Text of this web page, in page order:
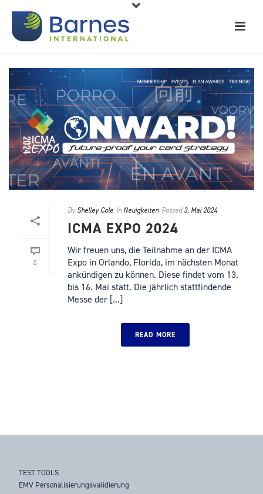
0
By Shelley Cole In Neuigkeiten Posted 3. Mai 2024
ICMA EXPO 2024
Wir freuen uns, die Teilnahme an der ICMA
Expo in Orlando, Florida, im nächsten Monat
ankündigen zu können. Diese findet vom 13.
bis 16. Mai statt. Die jährlich stattfindende
Messe der [...]
READ MORE
TEST TOOLS
EMV Personalisierungsvalidierung